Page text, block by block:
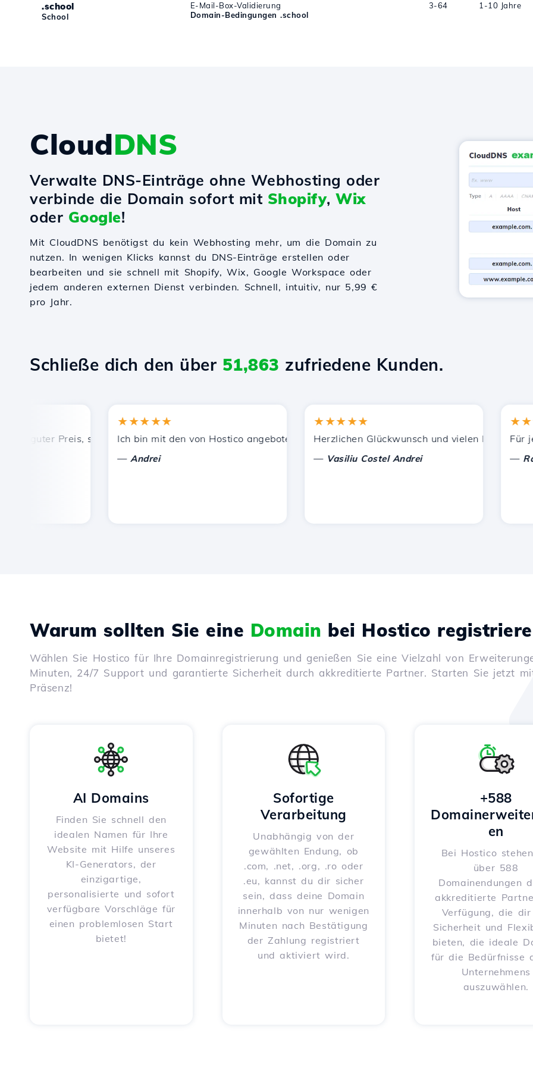
.school
School
E-Mail-Box-Validierung
Domain-Bedingungen .school
3-64 1-10 Jahre
CloudDNS
Verwalte DNS-Einträge ohne Webhosting oder
verbinde die Domain sofort mit Shopify, Wix
oder Google!
Mit CloudDNS benötigst du kein Webhosting mehr, um die Domain zu
nutzen. In wenigen Klicks kannst du DNS-Einträge erstellen oder
bearbeiten und sie schnell mit Shopify, Wix, Google Workspace oder
jedem anderen externen Dienst verbinden. Schnell, intuitiv, nur 5,99 €
pro Jahr.
Schließe dich den über 51,863 zufriedene Kunden.
guter Preis, schnelle und effiziente technische Unterstützung.
★★★★★
Ich bin mit den von Hostico angebotenen Dienstleistungen zufrieden. Ich habe Sie anderen
Andrei
★★★★★
Herzlichen Glückwunsch und vielen Dank für die
Vasiliu Costel Andrei
Für
Radu
Warum sollten Sie eine Domain bei Hostico
Wählen Sie Hostico für Ihre Domainregistrierung und genießen Sie eine Vielzahl von
Minuten, 24/7 Support und garantierte Sicherheit durch akkreditierte Partner. Starten Sie jetzt
Präsenz!
AI Domains
Finden Sie schnell den
idealen Namen für Ihre
Website mit Hilfe unseres
KI-Generators, der
einzigartige,
personalisierte und sofort
verfügbare Vorschläge für
einen problemlosen Start
bietet!
Sofortige
Verarbeitung
Unabhängig von der
gewählten Endung, ob
.com, .net, .org, .ro oder
.eu, kannst du dir sicher
sein, dass deine Domain
innerhalb von nur wenigen
Minuten nach Bestätigung
der Zahlung registriert
und aktiviert wird.
+588
en
Bei Hostico
über 588
Domainendungen
akkreditierte
Verfügung, die
Sicherheit und
bieten, die ideale
für die Bedürfnisse
Unternehmens
auszuwählen.